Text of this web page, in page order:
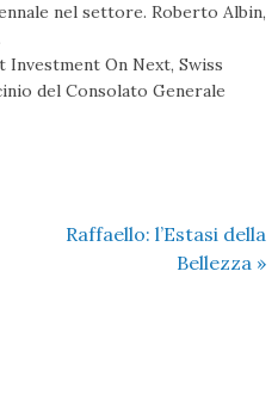
nel settore. Roberto Albin,
On Next, Swiss
del Consolato Generale
Raffaello: l’Estasi della
Bellezza »